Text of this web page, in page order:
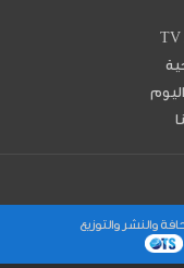
والنشر والتوزيع